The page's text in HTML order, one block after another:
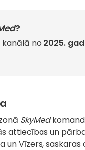
?
kanālā no 2025.
SkyMed
attiecības un
un Vīzers,